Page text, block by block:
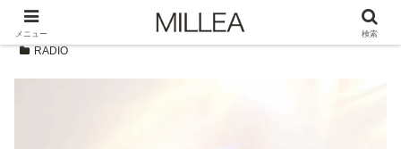
RADIO
メニュー 検索